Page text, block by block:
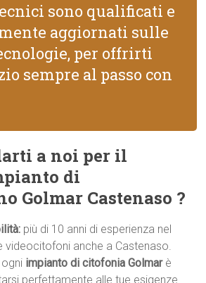
sono qualificati e
aggiornati sulle
per offrirti
sempre al passo con
a noi per il
di
Golmar Castenaso ?
più di 10 anni di esperienza nel
videocitofoni anche a Castenaso.
ogni impianto di citofonia Golmarè
perfettamente alle tue esigenze.